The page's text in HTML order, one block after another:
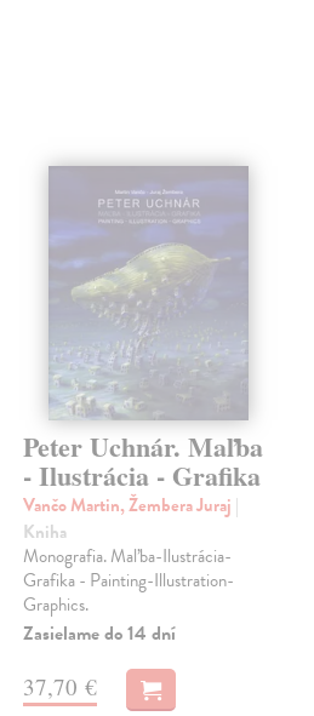
Peter Uchnár. Maľba
- Ilustrácia - Grafika
Vančo Martin, Žembera Juraj |
Kniha
Monografia. Maľba-Ilustrácia-
Grafika - Painting-Illustration-
Graphics.
Zasielame do 14 dní
37,70 €